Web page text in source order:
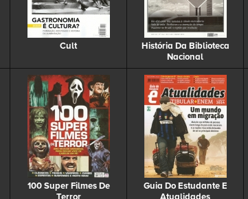
Cult
História Da Biblioteca
Nacional
100 Super Filmes De
Guia Do Estudante E